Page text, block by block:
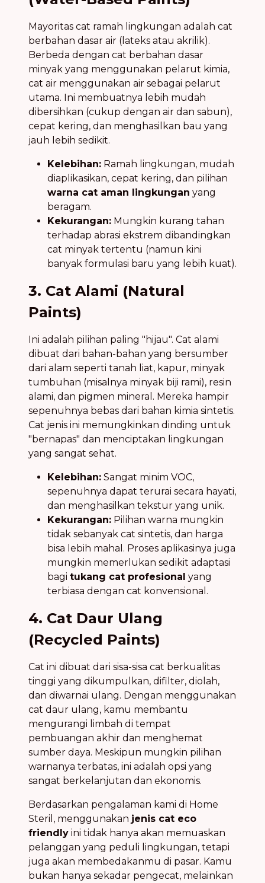
Mayoritas cat ramah lingkungan adalah cat
berbahan dasar air (lateks atau akrilik).
Berbeda dengan cat berbahan dasar
minyak yang menggunakan pelarut kimia,
cat air menggunakan air sebagai pelarut
utama. Ini membuatnya lebih mudah
dibersihkan (cukup dengan air dan sabun),
cepat kering, dan menghasilkan bau yang
jauh lebih sedikit.
Kelebihan: Ramah lingkungan, mudah
diaplikasikan, cepat kering, dan pilihan
warna cat aman lingkungan yang
beragam.
Kekurangan: Mungkin kurang tahan
terhadap abrasi ekstrem dibandingkan
cat minyak tertentu (namun kini
banyak formulasi baru yang lebih kuat).
3. Cat Alami (Natural
Paints)
Ini adalah pilihan paling "hijau". Cat alami
dibuat dari bahan-bahan yang bersumber
dari alam seperti tanah liat, kapur, minyak
tumbuhan (misalnya minyak biji rami), resin
alami, dan pigmen mineral. Mereka hampir
sepenuhnya bebas dari bahan kimia sintetis.
Cat jenis ini memungkinkan dinding untuk
"bernapas" dan menciptakan lingkungan
yang sangat sehat.
Kelebihan: Sangat minim VOC,
sepenuhnya dapat terurai secara hayati,
dan menghasilkan tekstur yang unik.
Kekurangan: Pilihan warna mungkin
tidak sebanyak cat sintetis, dan harga
bisa lebih mahal. Proses aplikasinya juga
mungkin memerlukan sedikit adaptasi
bagi tukang cat profesional yang
terbiasa dengan cat konvensional.
4. Cat Daur Ulang
(Recycled Paints)
Cat ini dibuat dari sisa-sisa cat berkualitas
tinggi yang dikumpulkan, difilter, diolah,
dan diwarnai ulang. Dengan menggunakan
cat daur ulang, kamu membantu
mengurangi limbah di tempat
pembuangan akhir dan menghemat
sumber daya. Meskipun mungkin pilihan
warnanya terbatas, ini adalah opsi yang
sangat berkelanjutan dan ekonomis.
Berdasarkan pengalaman kami di Home
Steril, menggunakan jenis cat eco
friendly ini tidak hanya akan memuaskan
pelanggan yang peduli lingkungan, tetapi
juga akan membedakanmu di pasar. Kamu
bukan hanya sekadar pengecat, melainkan